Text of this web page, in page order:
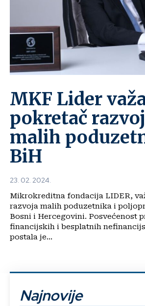
MKF Lider
pokretač
malih
BiH
23. 02. 2024.
Mikrokreditna fondacija LIDER,
razvoja malih poduzetnika i
Bosni i Hercegovini. Posvećenost
financijskih i besplatnih
postala je...
Najnovije